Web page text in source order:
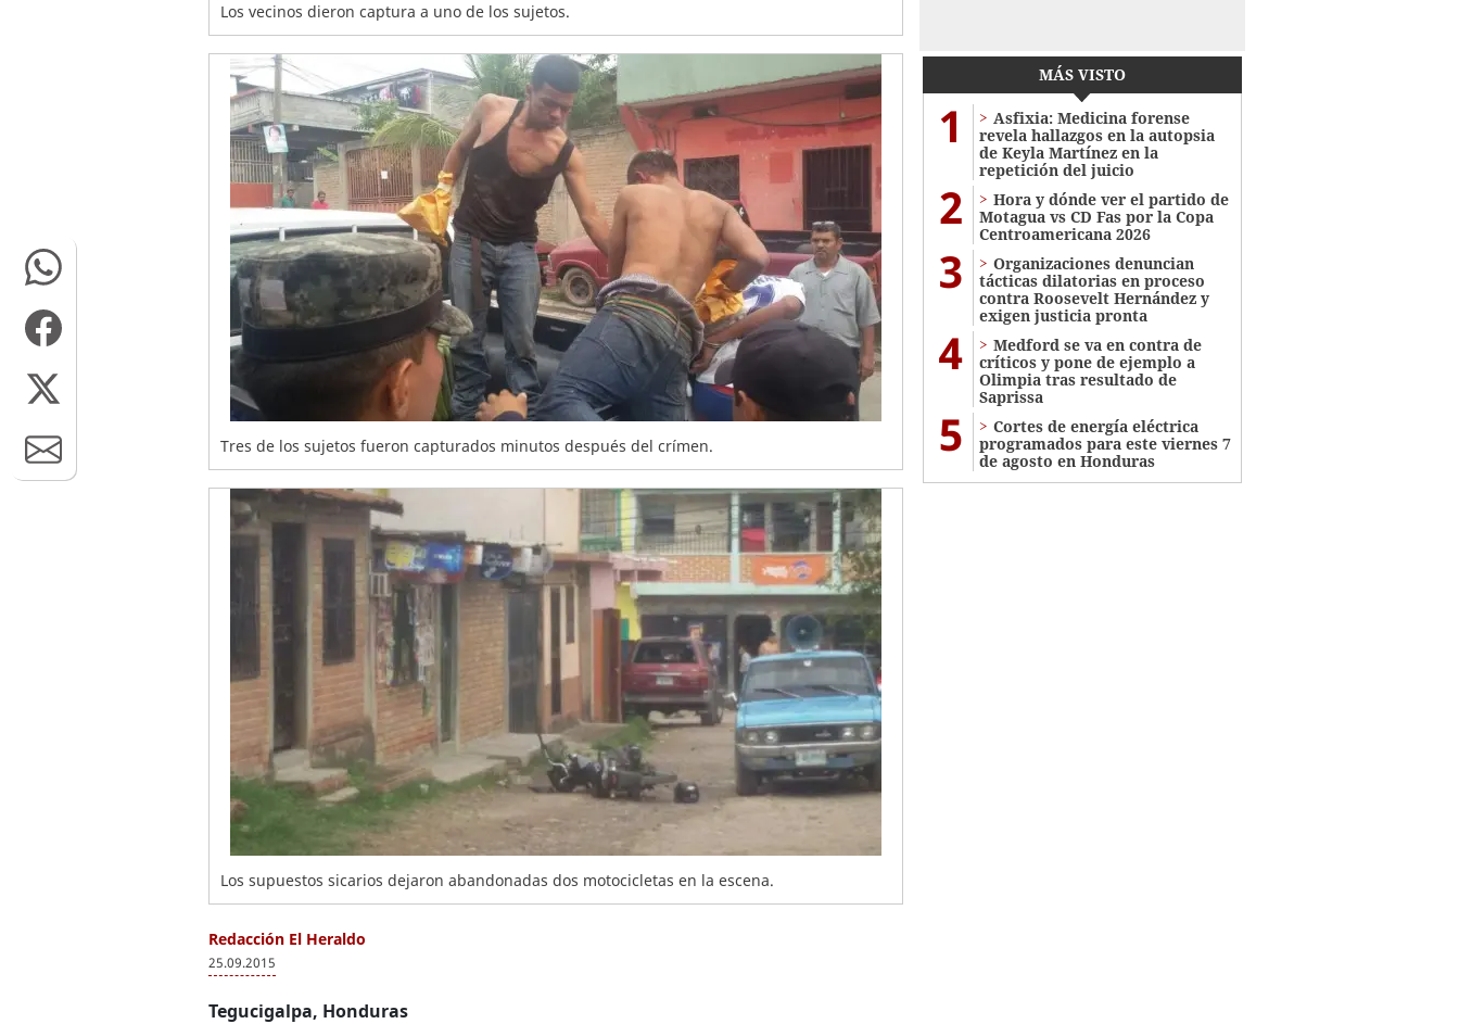
Los vecinos dieron captura a uno de los sujetos.
Tres de los sujetos fueron capturados minutos después del crímen.
Los supuestos sicarios dejaron abandonadas dos motocicletas en la escena.
Redacción El Heraldo
25.09.2015
Tegucigalpa, Honduras
MÁS VISTO
1
Asfixia: Medicina forense
revela hallazgos en la autopsia
de Keyla Martínez en la
repetición del juicio
2
Hora y dónde ver el partido de
Motagua vs CD Fas por la Copa
Centroamericana 2026
3
Organizaciones denuncian
tácticas dilatorias en proceso
contra Roosevelt Hernández y
exigen justicia pronta
4
Medford se va en contra de
críticos y pone de ejemplo a
Olimpia tras resultado de
Saprissa
5
Cortes de energía eléctrica
programados para este viernes 7
de agosto en Honduras